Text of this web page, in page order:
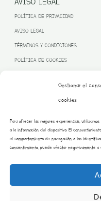
Gestionar el
cookies
Para ofrecer las mejores experiencias,
a la información del dispositivo. El
el comportamiento de navegación o las
consentimiento, puede afectar negativamente a
POLÍTICA DE PRIVACIDAD
AVISO LEGAL
TÉRMINOS Y CONDICIONES
POLÍTICA DE COOKIES
– NEXT